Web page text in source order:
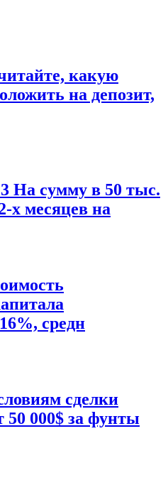
какую
на депозит,
На сумму в 50 тыс.
х месяцев на
средн
сделки
50 000$ за фунты